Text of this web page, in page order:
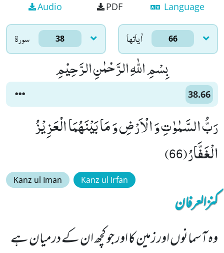
Audio PDF Language
سورۃ 38 اٰياتها 66
بِسْمِ اللّٰهِ الرَّحْمٰنِ الرَّحِیْمِ
38.66
رَبُّ السَّمٰوٰتِ وَ الْاَرْضِ وَ مَا بَیْنَهُمَا الْعَزِیْزُ
الْغَفَّارُ(66)
Kanz ul Iman Kanz ul Irfan
کنزالعرفان
وہ آسمانوں اور زمین کا اور جو کچھ ان کے درمیان ہے